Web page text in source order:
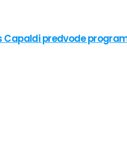
Capaldi predvode